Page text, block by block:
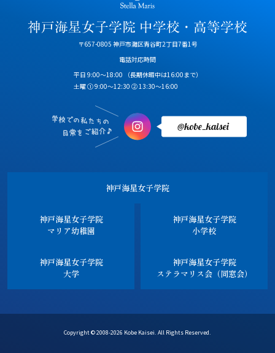
〒657-0805 神戸市灘区青谷町2丁目7番1号
電話対応時間
平日 9:00～18:00
（長期休暇中は16:00まで）
土曜 ① 9:00～12:30 ② 13:30～16:00
神戸海星女子学院
神戸海星女子学院
マリア幼稚園
神戸海星女子学院
小学校
神戸海星女子学院
大学
神戸海星女子学院
ステラマリス会（同窓会）
Copyright © 2008-2026 Kobe Kaisei. All Rights Reserved.